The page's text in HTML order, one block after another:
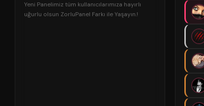
Yeni Panelimiz tüm kullanıcılarımıza hayırlı
uğurlu olsun ZorluPanel Farkı ile Yaşayın.!